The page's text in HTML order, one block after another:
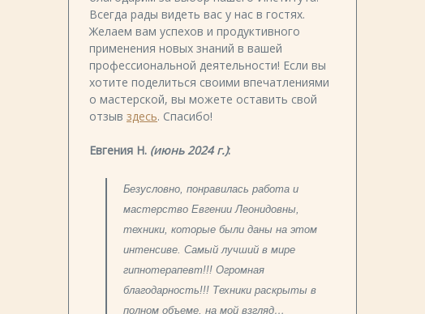
Всегда рады видеть вас у нас в гостях.
Желаем вам успехов и продуктивного
применения новых знаний в вашей
профессиональной деятельности! Если вы
хотите поделиться своими впечатлениями
о мастерской, вы можете оставить свой
отзыв здесь. Спасибо!
Евгения Н. (июнь 2024 г.):
Безусловно, понравилась работа и
мастерство Евгении Леонидовны,
техники, которые были даны на этом
интенсиве. Самый лучший в мире
гипнотерапевт!!! Огромная
благодарность!!! Техники раскрыты в
полном объеме, на мой взгляд…